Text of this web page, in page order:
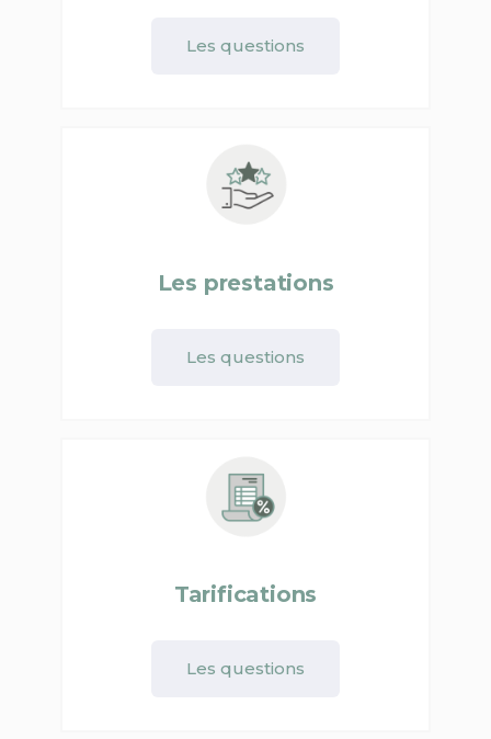
Les questions
Les prestations
Les questions
Tarifications
Les questions